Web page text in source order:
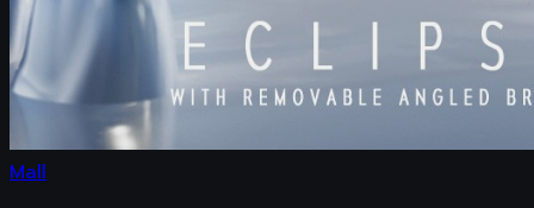
Mall